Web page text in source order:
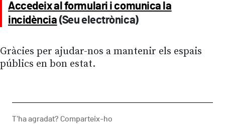
Accedeix al formulari i comunica la
incidència(Seu electrònica)
Gràcies per ajudar-nos a mantenir els espais
públics en bon estat.
T'ha agradat? Comparteix-ho